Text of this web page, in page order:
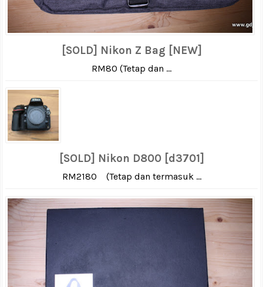
[SOLD] Nikon Z Bag [NEW]
RM80 (Tetap dan ...
[SOLD] Nikon D800 [d3701]
RM2180 (Tetap dan termasuk ...